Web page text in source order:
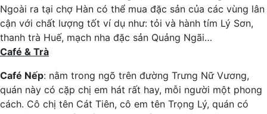
Ngoài ra tại chợ Hàn có thể mua đặc sản của các vùng lân
cận với chất lượng tốt ví dụ như: tỏi và hành tím Lý Sơn,
thanh trà Huế, mạch nha đặc sản Quảng Ngãi…
Café & Trà
Café Nếp: nằm trong ngõ trên đường Trưng Nữ Vương,
quán này có cặp chị em hát rất hay, mỗi người một phong
cách. Cô chị tên Cát Tiên, cô em tên Trọng Lý, quán có